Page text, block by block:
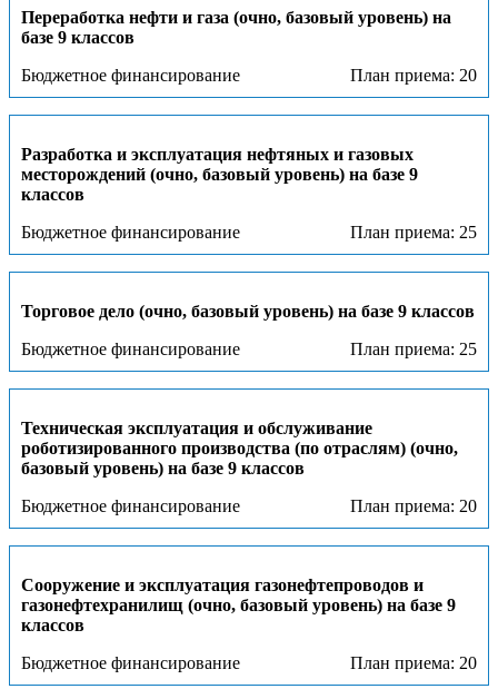
Переработка нефти и газа (очно, базовый уровень) на
базе 9 классов
Бюджетное финансирование
План приема: 20
Разработка и эксплуатация нефтяных и газовых
месторождений (очно, базовый уровень) на базе 9
классов
Бюджетное финансирование
План приема: 25
Торговое дело (очно, базовый уровень) на базе 9 классов
Бюджетное финансирование
План приема: 25
Техническая эксплуатация и обслуживание
роботизированного производства (по отраслям) (очно,
базовый уровень) на базе 9 классов
Бюджетное финансирование
План приема: 20
Сооружение и эксплуатация газонефтепроводов и
газонефтехранилищ (очно, базовый уровень) на базе 9
классов
Бюджетное финансирование
План приема: 20